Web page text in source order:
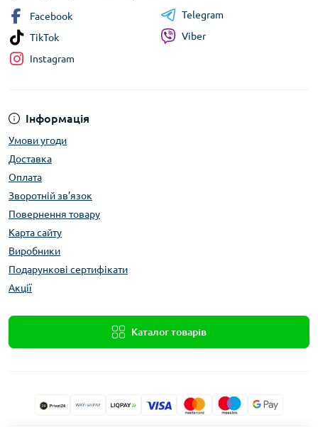
Інформація
Умови угоди
Доставка
Оплата
Зворотній зв’язок
Повернення товару
Карта сайту
Виробники
Подарункові сертифікати
Акції
Каталог товарів
Facebook
TikTok
Instagram
Telegram
Viber